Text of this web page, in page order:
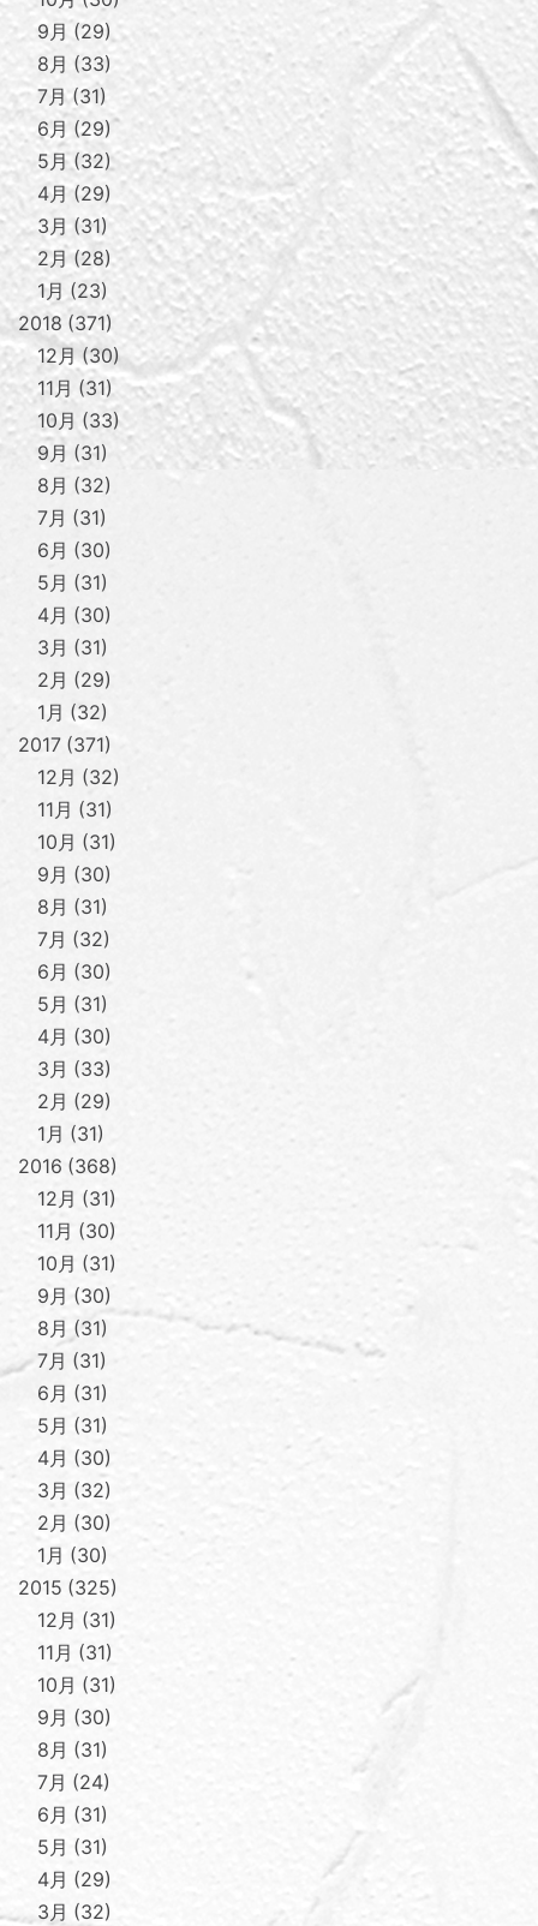
9月
29
8月
33
7月 31
6月
29
5月 32
4月
29
3月
31
2月
28
1月
23
2018 371
12月 30
11月
31
10月
33
9月
31
8月
32
7月
31
6月
30
5月
31
4月
30
3月
31
2月
29
1月
32
2017 371
12月
32
11月
31
10月
31
9月
30
8月
31
7月
32
6月
30
5月
31
4月
30
3月
33
2月
29
1月
31
2016 368
12月
31
11月
30
10月
31
9月
30
8月
31
7月
31
6月
31
5月
31
4月
30
3月
32
2月
30
1月
30
2015 325
12月
31
11月
31
10月
31
9月
30
8月
31
7月
24
6月
31
5月
31
4月
29
3月
32